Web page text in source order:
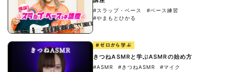
#スラップ・ベース
#ベース練習
#やまもとひかる
#ゼロから学ぶ
きつねASMRと学ぶASMRの始め方
#ASMR #きつねASMR #マイク